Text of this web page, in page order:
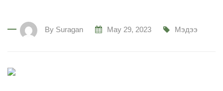
By Suragan May 29, 2023 Мэдээ